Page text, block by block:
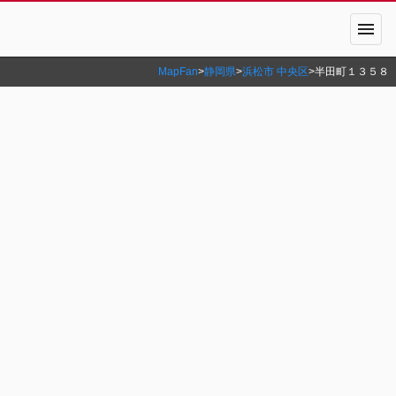
menu
MapFan>静岡県>浜松市 中央区>半田町１３５８